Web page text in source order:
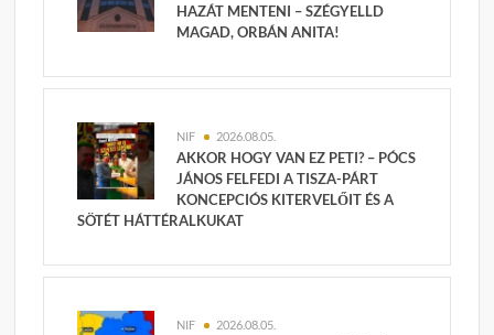
HAZÁT MENTENI – SZÉGYELLD
MAGAD, ORBÁN ANITA!
NIF 2026.08.05.
AKKOR HOGY VAN EZ PETI? – PÓCS
JÁNOS FELFEDI A TISZA-PÁRT
KONCEPCIÓS KITERVELŐIT ÉS A
SÖTÉT HÁTTÉRALKUKAT
NIF 2026.08.05.